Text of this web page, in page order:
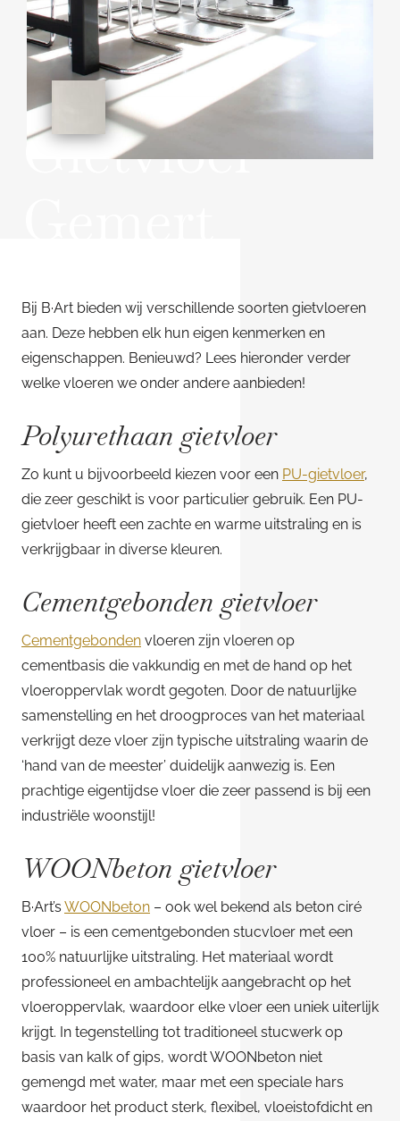
Gietvloer
Bij B·Art bieden wij verschillende soorten gietvloeren
aan. Deze hebben elk hun eigen kenmerken en
eigenschappen. Benieuwd? Lees hieronder verder
welke vloeren we onder andere aanbieden!
Polyurethaan gietvloer
Zo kunt u bijvoorbeeld kiezen voor een PU-gietvloer,
die zeer geschikt is voor particulier gebruik. Een PU-
gietvloer heeft een zachte en warme uitstraling en is
verkrijgbaar in diverse kleuren.
Cementgebonden gietvloer
Cementgebonden vloeren zijn vloeren op
cementbasis die vakkundig en met de hand op het
vloeroppervlak wordt gegoten. Door de natuurlijke
samenstelling en het droogproces van het materiaal
verkrijgt deze vloer zijn typische uitstraling waarin de
‘hand van de meester’ duidelijk aanwezig is. Een
prachtige eigentijdse vloer die zeer passend is bij een
industriële woonstijl!
WOONbeton gietvloer
B·Art’s WOONbeton – ook wel bekend als beton ciré
vloer – is een cementgebonden stucvloer met een
100% natuurlijke uitstraling. Het materiaal wordt
professioneel en ambachtelijk aangebracht op het
vloeroppervlak, waardoor elke vloer een uniek uiterlijk
krijgt. In tegenstelling tot traditioneel stucwerk op
basis van kalk of gips, wordt WOONbeton niet
gemengd met water, maar met een speciale hars
waardoor het product sterk, flexibel, vloeistofdicht en